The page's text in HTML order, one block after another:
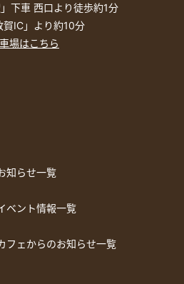
下車 西口より徒歩約1分
賀IC」より約10分
場はこちら
知らせ一覧
ベント情報一覧
フェからのお知らせ一覧